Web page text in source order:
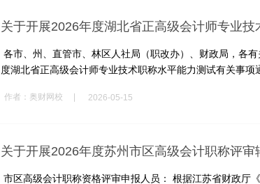
关于开展2026年度湖北省正高级会计师专业
各市、州、直管市、林区人社局（职改办）、财政局，各
度湖北省正高级会计师专业技术职称水平能力测试有关事项
作者： 奥财网校 | 2026-05-15
关于开展2026年度苏州市区高级会计职称评审
市区高级会计职称资格评审申报人员： 根据江苏省财政厅